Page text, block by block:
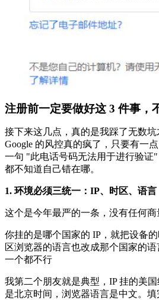
注册前一定要做好这 3 件事，
接下来这几点，真的是我踩了无数
Google 的风控真的疯了，只要有一
一句 "此电话号码无法用于进行验证
都不知道自己错在哪。
1. 环境必须三统一：IP、时区、语言
这个是今年最严的一条，没有任何商
你挂的是哪个国家的 IP，就把设备
区浏览器的语言也改成那个国家的
一个都不行
我第二个朋友就是典型，IP 挂的美
是北京时间，浏览器语言是中文。